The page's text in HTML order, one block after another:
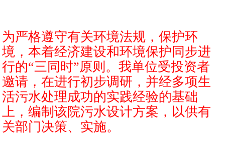
为严格遵守有关环境法规，保护环
境，本着经济建设和环境保护同步进
行的“三同时”原则。我单位受投资者
邀请，在进行初步调研，并经多项生
活污水处理成功的实践经验的基础
上，编制该院污水设计方案，以供有
关部门决策、实施。